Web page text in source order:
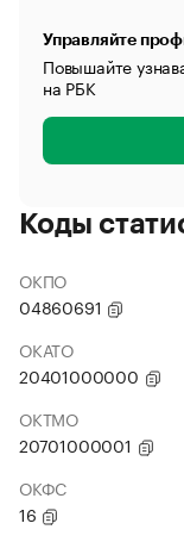
Управляйте
Повышайте
на РБК
Коды
ОКПО
04860691
ОКАТО
20401000000
ОКТМО
20701000001
ОКФС
16